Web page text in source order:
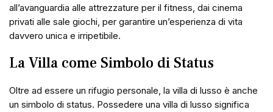
all’avanguardia alle attrezzature per il fitness, dai cinema
privati alle sale giochi, per garantire un’esperienza di vita
davvero unica e irripetibile.
La Villa come Simbolo di Status
Oltre ad essere un rifugio personale, la villa di lusso è anche
un simbolo di status. Possedere una villa di lusso significa